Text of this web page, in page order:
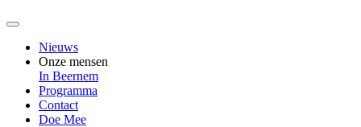
Nieuws
Onze mensen
In Beernem
Programma
Contact
Doe Mee